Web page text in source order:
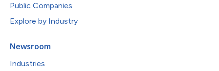
Public Companies
Explore by Industry
Newsroom
Industries